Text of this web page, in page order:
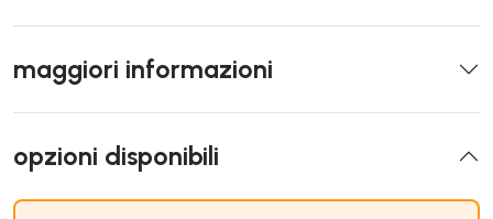
maggiori informazioni
opzioni disponibili